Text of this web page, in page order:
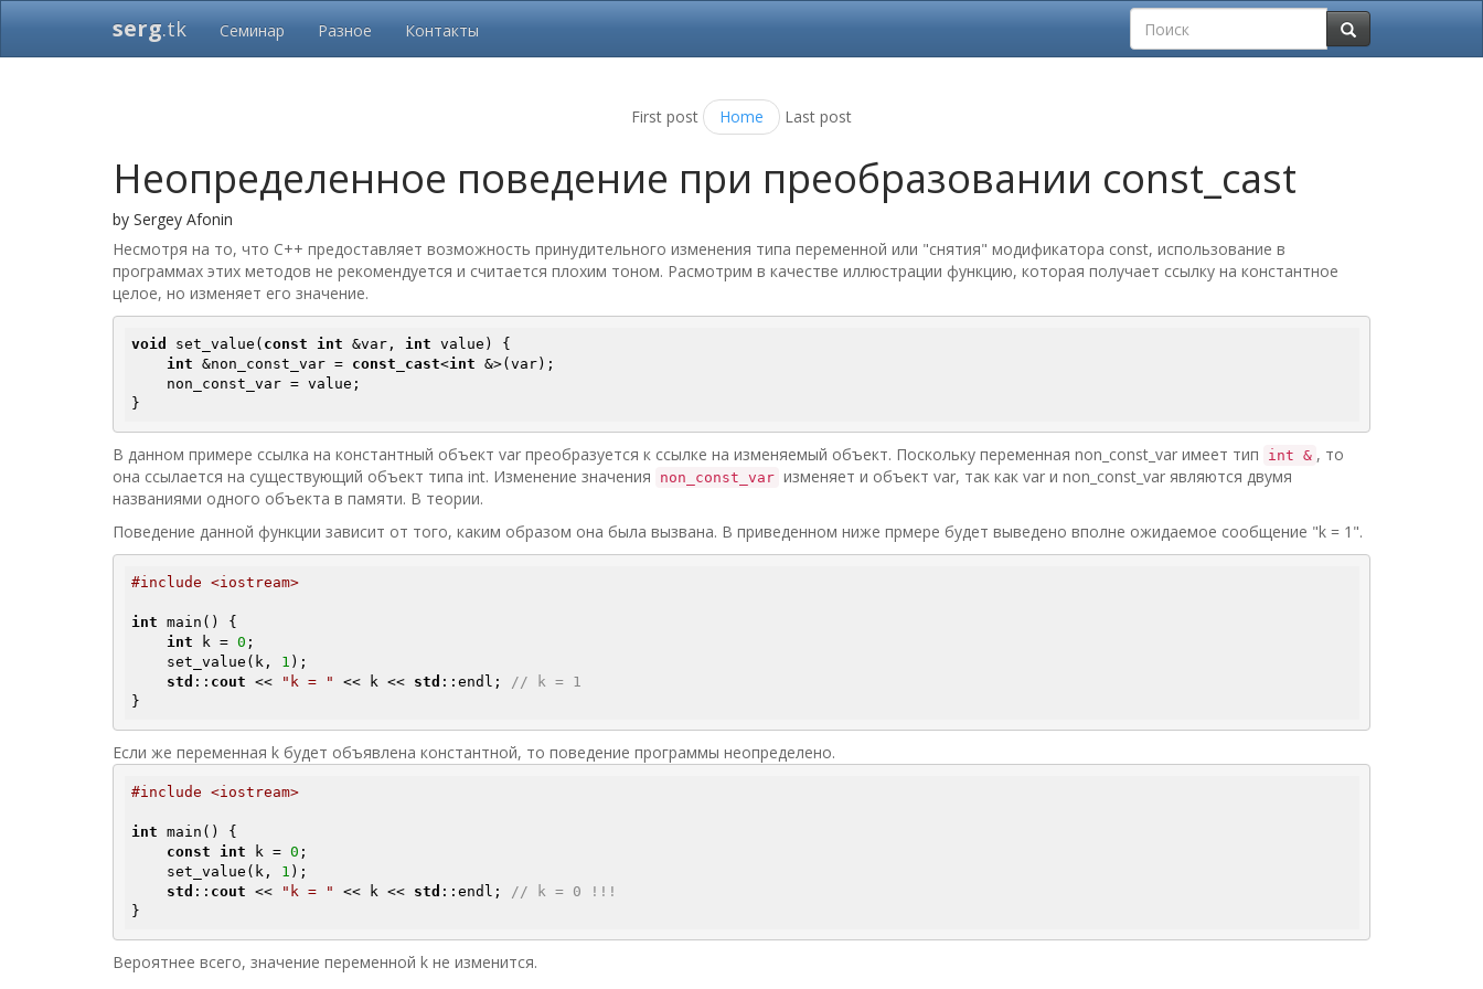
serg.tk Семинар Разное Контакты
First post Home Last post
Неопределенное поведение при преобразовании const_cast
by Sergey Afonin
Несмотря на то, что C++ предоставляет возможность принудительного изменения типа переменной или "снятия" модификатора const, использование в
программах этих методов не рекомендуется и считается плохим тоном. Расмотрим в качестве иллюстрации функцию, которая получает ссылку на константное
целое, но изменяет его значение.
void set_value( const int &var, int value) {
int &non_const_var = const_cast<int &>(var);
}
В данном примере ссылка на константный объект var преобразуется к ссылке на изменяемый объект. Поскольку переменная non_const_var имеет тип int & , то
она ссылается на существующий объект типа int. Изменение значения
non_const_var изменяет и объект var, так как var и non_const_var являются двумя
названиями одного объекта в памяти. В теории.
Поведение данной функции зависит от того, каким образом она была вызвана. В приведенном ниже прмере будет выведено вполне ожидаемое сообщение "k = 1".
#include <iostream>
int main() {
int k = 0 ;
    set_value(k,
1 );
std :: cout << "k = " << k << std ::endl; // k = 1
}
Если же переменная k будет объявлена константной, то поведение программы неопределено.
#include <iostream>
int main() {
const
int k = 0 ;
    set_value(k,
1 );
std :: cout << "k = " << k << std ::endl; // k = 0 !!!
}
Вероятнее всего, значение переменной k не изменится.